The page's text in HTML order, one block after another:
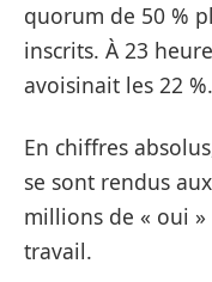
quorum de 50 %
inscrits. À 23
avoisinait les 22 %.
En chiffres
se sont rendus
millions de « oui
travail.